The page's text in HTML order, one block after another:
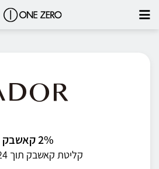
2% קאשבק
קליטת קאשבק תוך 24 שעות